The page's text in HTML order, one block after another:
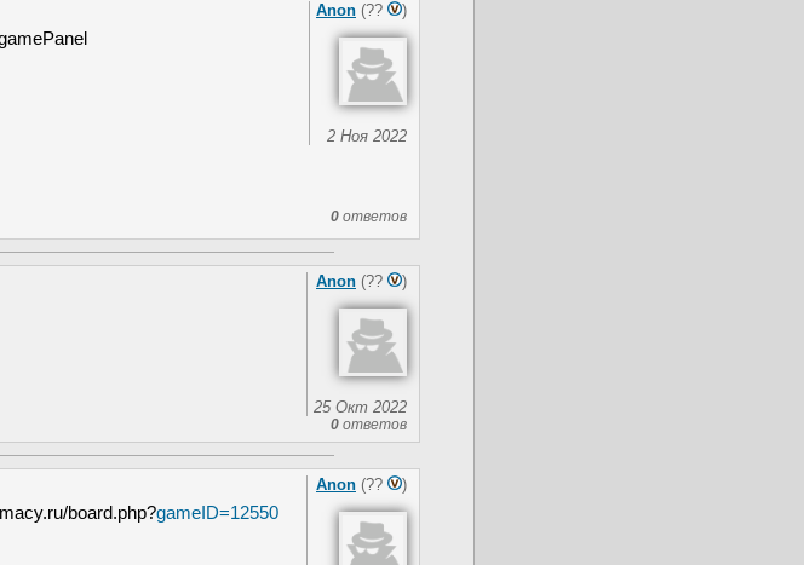
Anon (?? )
2 Ноя 2022
0 ответов
Anon (?? )
25 Окт 2022
0 ответов
Anon (?? )
board.php?gameID=12550